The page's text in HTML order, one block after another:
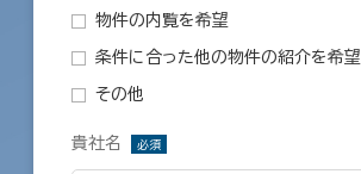
物件の内覧を希望
条件に合った他の物件の紹介を希望
その他
貴社名 必須